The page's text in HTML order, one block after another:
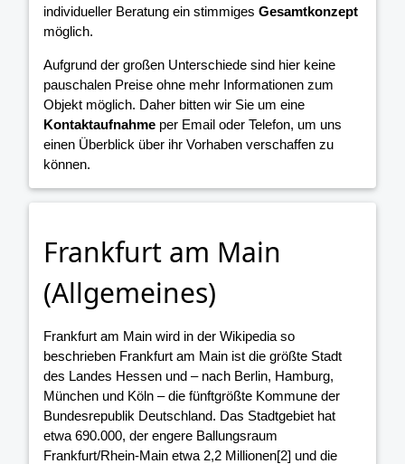
individueller Beratung ein stimmiges Gesamtkonzept
möglich.
Aufgrund der großen Unterschiede sind hier keine
pauschalen Preise ohne mehr Informationen zum
Objekt möglich. Daher bitten wir Sie um eine
Kontaktaufnahme per Email oder Telefon, um uns
einen Überblick über ihr Vorhaben verschaffen zu
können.
Frankfurt am Main
(Allgemeines)
Frankfurt am Main wird in der Wikipedia so
beschrieben Frankfurt am Main ist die größte Stadt
des Landes Hessen und – nach Berlin, Hamburg,
München und Köln – die fünftgrößte Kommune der
Bundesrepublik Deutschland. Das Stadtgebiet hat
etwa 690.000, der engere Ballungsraum
Frankfurt/Rhein-Main etwa 2,2 Millionen[2] und die